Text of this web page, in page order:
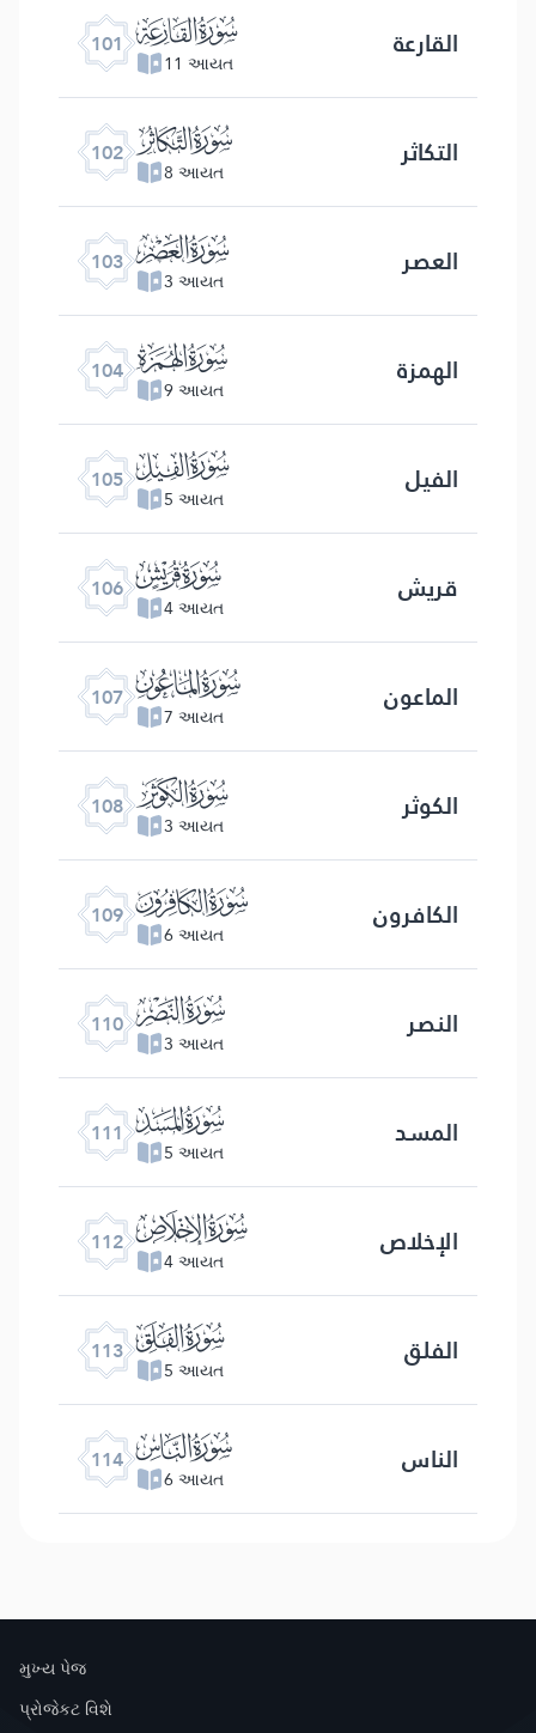
101 ﰒ
11 આયત القارعة
102 ﰓ
8 આયત التكاثر
103 ﰔ
3 આયત العصر
104 ﰕ
9 આયત الهمزة
105 ﰖ
5 આયત الفیل
106 ﰗ
4 આયત قریش
107 ﰘ
7 આયત الماعون
108 ﰙ
3 આયત الكوثر
109 ﰚ
6 આયત الكافرون
110 ﰛ
3 આયત النصر
111 ﰜ
5 આયત المسد
112 ﰝ
4 આયત الإخلاص
113 ﰞ
5 આયત الفلق
114 ﰟ
6 આયત الناس
મુખ્ય પેજ
પ્રોજેકટ વિશે